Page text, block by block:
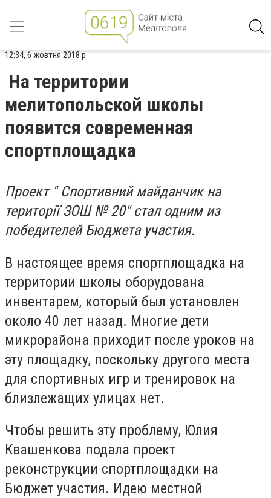
12:34, 6 жовтня 2018 р.
На территории
мелитопольской школы
появится современная
спортплощадка
Проект " Спортивний майданчик на
території ЗОШ № 20" стал одним из
победителей Бюджета участия.
В настоящее время спортплощадка на
территории школы оборудована
инвентарем, который был установлен
около 40 лет назад. Многие дети
микрорайона приходит после уроков на
эту площадку, поскольку другого места
для спортивных игр и тренировок на
близлежащих улицах нет.
Чтобы решить эту проблему, Юлия
Квашенкова подала проект
реконструкции спортплощадки на
Бюджет участия. Идею местной